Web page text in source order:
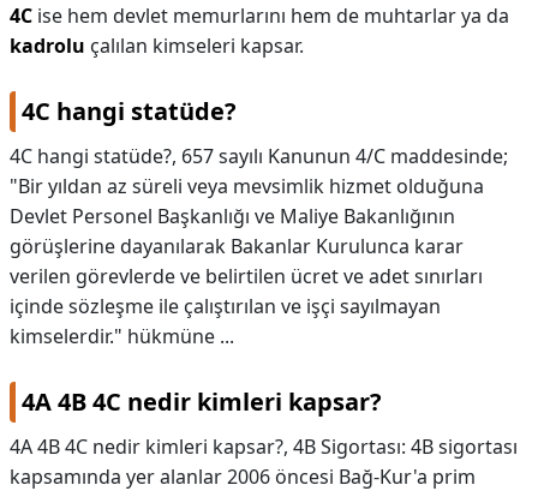
4C ise hem devlet memurlarını hem de muhtarlar ya da
kadrolu çalılan kimseleri kapsar.
4C hangi statüde?
4C hangi statüde?, 657 sayılı Kanunun 4/C maddesinde;
"Bir yıldan az süreli veya mevsimlik hizmet olduğuna
Devlet Personel Başkanlığı ve Maliye Bakanlığının
görüşlerine dayanılarak Bakanlar Kurulunca karar
verilen görevlerde ve belirtilen ücret ve adet sınırları
içinde sözleşme ile çalıştırılan ve işçi sayılmayan
kimselerdir." hükmüne ...
4A 4B 4C nedir kimleri kapsar?
4A 4B 4C nedir kimleri kapsar?, 4B Sigortası: 4B sigortası
kapsamında yer alanlar 2006 öncesi Bağ-Kur'a prim